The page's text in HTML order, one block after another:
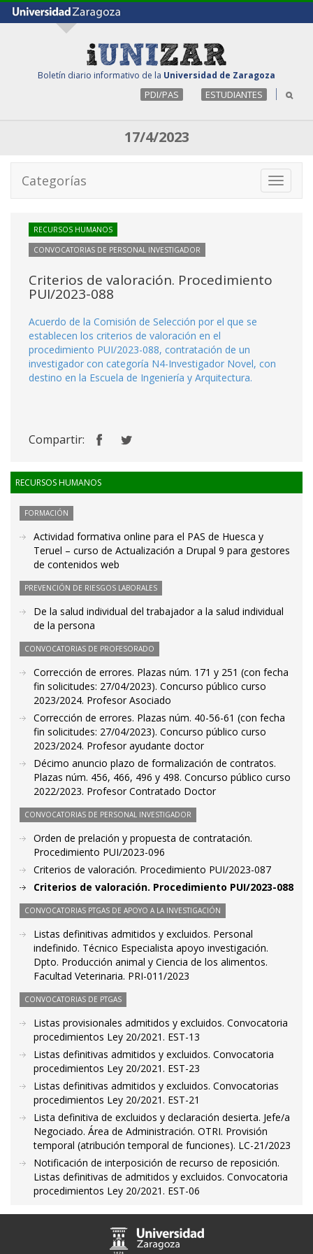
Boletín diario informativo de la Universidad de Zaragoza
PDI/PAS ESTUDIANTES
17/4/2023
Toggle
Categorías
RECURSOS HUMANOS
CONVOCATORIAS DE PERSONAL INVESTIGADOR
Criterios de valoración. Procedimiento
PUI/2023-088
Acuerdo de la Comisión de Selección por el que se
establecen los criterios de valoración en el
procedimiento PUI/2023-088, contratación de un
investigador con categoría N4-Investigador Novel, con
destino en la Escuela de Ingeniería y Arquitectura.
Compartir:
RECURSOS HUMANOS
FORMACIÓN
Actividad formativa online para el PAS de Huesca y
Teruel – curso de Actualización a Drupal 9 para gestores
de contenidos web
PREVENCIÓN DE RIESGOS LABORALES
De la salud individual del trabajador a la salud individual
de la persona
CONVOCATORIAS DE PROFESORADO
Corrección de errores. Plazas núm. 171 y 251 (con fecha
fin solicitudes: 27/04/2023). Concurso público curso
2023/2024. Profesor Asociado
Corrección de errores. Plazas núm. 40-56-61 (con fecha
fin solicitudes: 27/04/2023). Concurso público curso
2023/2024. Profesor ayudante doctor
Décimo anuncio plazo de formalización de contratos.
Plazas núm. 456, 466, 496 y 498. Concurso público curso
2022/2023. Profesor Contratado Doctor
CONVOCATORIAS DE PERSONAL INVESTIGADOR
Orden de prelación y propuesta de contratación.
Procedimiento PUI/2023-096
Criterios de valoración. Procedimiento PUI/2023-087
Criterios de valoración. Procedimiento PUI/2023-088
CONVOCATORIAS PTGAS DE APOYO A LA INVESTIGACIÓN
Listas definitivas admitidos y excluidos. Personal
indefinido. Técnico Especialista apoyo investigación.
Dpto. Producción animal y Ciencia de los alimentos.
Facultad Veterinaria. PRI-011/2023
CONVOCATORIAS DE PTGAS
Listas provisionales admitidos y excluidos. Convocatoria
procedimientos Ley 20/2021. EST-13
Listas definitivas admitidos y excluidos. Convocatoria
procedimientos Ley 20/2021. EST-23
Listas definitivas admitidos y excluidos. Convocatorias
procedimientos Ley 20/2021. EST-21
Lista definitiva de excluidos y declaración desierta. Jefe/a
Negociado. Área de Administración. OTRI. Provisión
temporal (atribución temporal de funciones). LC-21/2023
Notificación de interposición de recurso de reposición.
Listas definitivas de admitidos y excluidos. Convocatoria
procedimientos Ley 20/2021. EST-06